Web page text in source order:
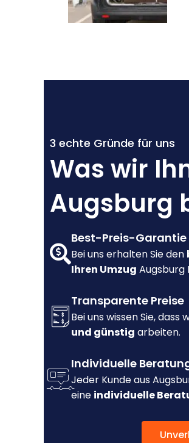
3 echte Gründe für uns
Was wir
Augsburg
Best-Preis-Garantie
Bei uns erhalten Sie den
Ihren Umzug Augsburg
Transparente Preise
Bei uns wissen Sie, dass
und günstig arbeiten.
Individuelle
Jeder Kunde aus
eine individuelle